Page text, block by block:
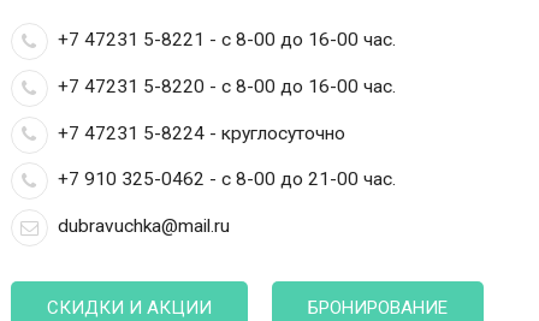
+7 47231 5-8221 - с 8-00 до 16-00 час.
+7 47231 5-8220 - с 8-00 до 16-00 час.
+7 47231 5-8224 - круглосуточно
+7 910 325-0462 - с 8-00 до 21-00 час.
dubravuchka@mail.ru
СКИДКИ И АКЦИИ БРОНИРОВАНИЕ